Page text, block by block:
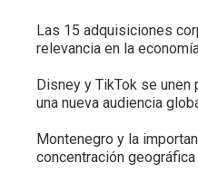
Las 15 adquisiciones
relevancia en la
Disney y TikTok se unen
una nueva audiencia
Montenegro y la
concentración